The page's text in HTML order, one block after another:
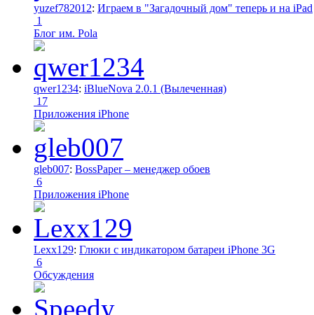
yuzef782012: Играем в "Загадочный дом" теперь и на iPad
1
Блог им. Pola
qwer1234: iBlueNova 2.0.1 (Вылеченная)
17
Приложения iPhone
gleb007: BossPaper – менеджер обоев
6
Приложения iPhone
Lexx129: Глюки с индикатором батареи iPhone 3G
6
Обсуждения